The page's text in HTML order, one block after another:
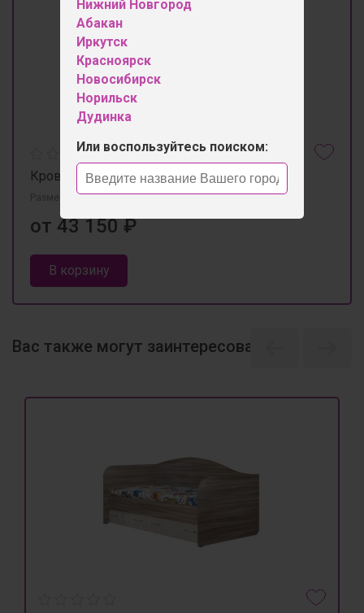
Нижний Новгород
Абакан
Иркутск
Красноярск
Новосибирск
Норильск
Дудинка
Или воспользуйтесь поиском:
Кровать "Камилла" без матраса
Размеры 2222мм×1640мм×1100мм
от 43 150 ₽
В корзину
Вас также могут заинтересовать